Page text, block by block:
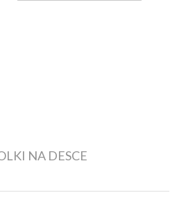
NA DESCE